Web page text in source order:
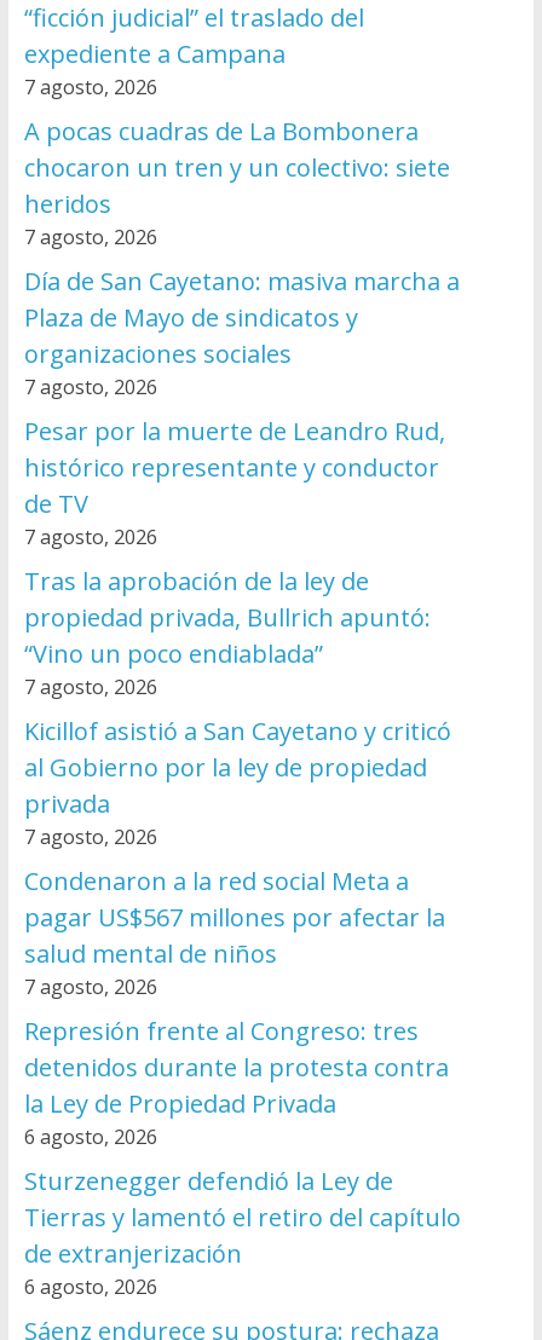
“ficción judicial” el traslado del
expediente a Campana
7 agosto, 2026
A pocas cuadras de La Bombonera
chocaron un tren y un colectivo: siete
heridos
7 agosto, 2026
Día de San Cayetano: masiva marcha a
Plaza de Mayo de sindicatos y
organizaciones sociales
7 agosto, 2026
Pesar por la muerte de Leandro Rud,
histórico representante y conductor
de TV
7 agosto, 2026
Tras la aprobación de la ley de
propiedad privada, Bullrich apuntó:
“Vino un poco endiablada”
7 agosto, 2026
Kicillof asistió a San Cayetano y criticó
al Gobierno por la ley de propiedad
privada
7 agosto, 2026
Condenaron a la red social Meta a
pagar US$567 millones por afectar la
salud mental de niños
7 agosto, 2026
Represión frente al Congreso: tres
detenidos durante la protesta contra
la Ley de Propiedad Privada
6 agosto, 2026
Sturzenegger defendió la Ley de
Tierras y lamentó el retiro del capítulo
de extranjerización
6 agosto, 2026
Sáenz endurece su postura: rechaza